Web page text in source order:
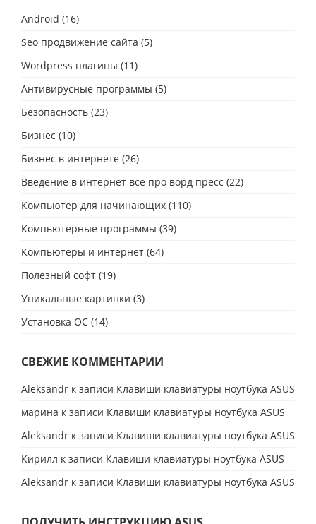
Android (16)
Seo продвижение сайта (5)
Wordpress плагины (11)
Антивирусные программы (5)
Безопасность (23)
Бизнес (10)
Бизнес в интернете (26)
Введение в интернет всё про ворд пресс (22)
Компьютер для начинающих (110)
Компьютерные программы (39)
Компьютеры и интернет (64)
Полезный софт (19)
Уникальные картинки (3)
Установка ОС (14)
СВЕЖИЕ КОММЕНТАРИИ
Aleksandr к записи Клавиши клавиатуры ноутбука ASUS
марина к записи Клавиши клавиатуры ноутбука ASUS
Aleksandr к записи Клавиши клавиатуры ноутбука ASUS
Кирилл к записи Клавиши клавиатуры ноутбука ASUS
Aleksandr к записи Клавиши клавиатуры ноутбука ASUS